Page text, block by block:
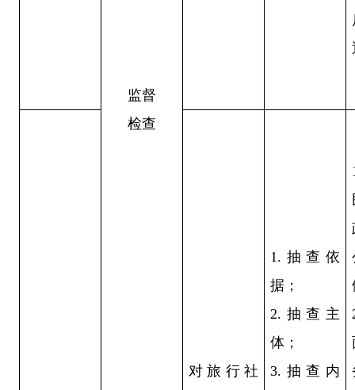
监督
检查
对旅行社
1.抽查依
据；
2.抽查主
体；
3.抽查内